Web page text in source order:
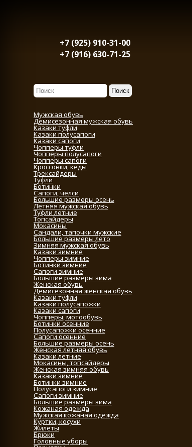
+7 (925) 910-31-00
+7 (916) 630-71-25
Мужская обувь
Демисезонная мужская обувь
Казаки туфли
Казаки полусапоги
Казаки сапоги
Чопперы туфли
Чопперы полусапоги
Чопперы сапоги
Кроссовки, кеды
Трексайдеры
Туфли
Ботинки
Сапоги, челси
Большие размеры осень
Летняя мужская обувь
Туфли летние
Топсайдеры
Мокасины
Сандали, тапочки мужские
Большие размеры лето
Зимняя мужская обувь
Казаки зимние
Чопперы зимние
Ботинки зимние
Сапоги зимние
Большие размеры зима
Женская обувь
Демисезонная женская обувь
Казаки туфли
Казаки полусапожки
Казаки сапоги
Чопперы, мотообувь
Ботинки осенние
Полусапожки осенние
Сапоги осенние
Большие размеры осень
Женская летняя обувь
Казаки летние
Мокасины, топсайдеры
Женская зимняя обувь
Казаки зимние
Ботинки зимние
Полусапоги зимние
Сапоги зимние
Большие размеры зима
Кожаная одежда
Мужская кожаная одежда
Куртки, косухи
Жилеты
Брюки
Головные уборы